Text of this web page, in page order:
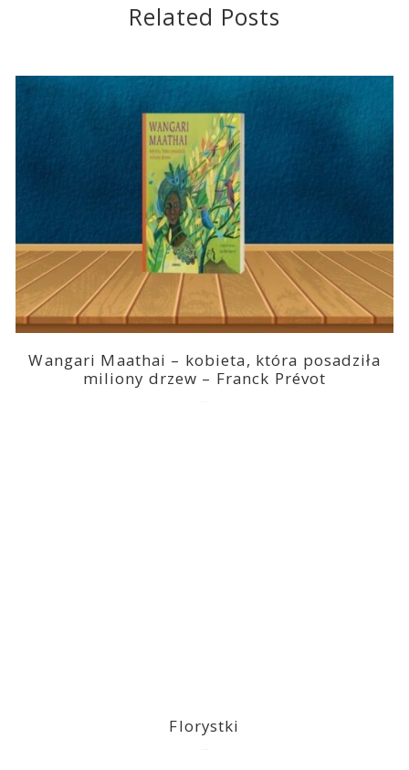
Related Posts
Wangari Maathai – kobieta, która posadziła
miliony drzew – Franck Prévot
Florystki